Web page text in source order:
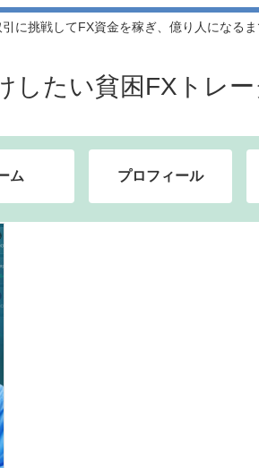
に挑戦してFX資金を稼ぎ、億り人になる
したい貧困FXトレ
ム プロフィール